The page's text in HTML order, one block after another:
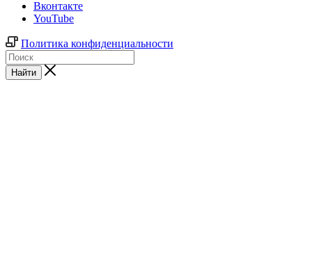
Вконтакте
YouTube
Политика конфиденциальности
Найти